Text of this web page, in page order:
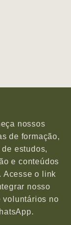
nossos
de formação,
de estudos,
e conteúdos
Acesse o link
nosso
voluntários no